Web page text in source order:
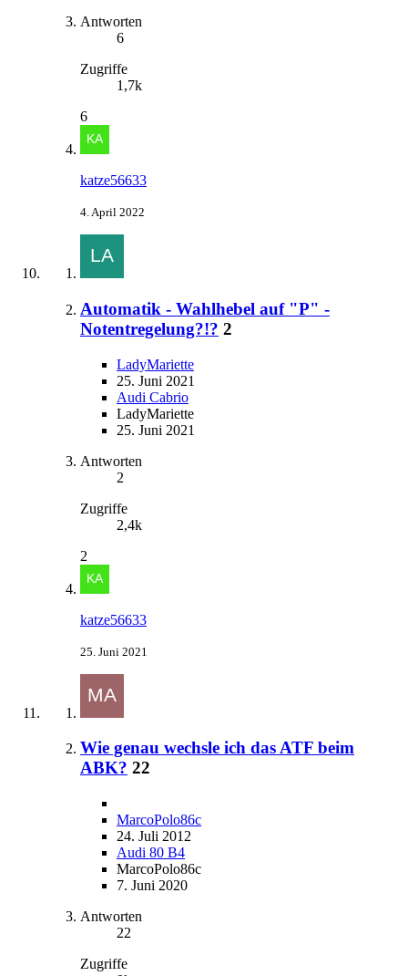
Antworten
6
Zugriffe
1,7k
6
katze56633
4. April 2022
Automatik - Wahlhebel auf "P" -
Notentregelung?!? 2
LadyMariette
25. Juni 2021
Audi Cabrio
LadyMariette
25. Juni 2021
Antworten
2
Zugriffe
2,4k
2
katze56633
25. Juni 2021
Wie genau wechsle ich das ATF beim
ABK? 22
MarcoPolo86c
24. Juli 2012
Audi 80 B4
MarcoPolo86c
7. Juni 2020
Antworten
22
Zugriffe